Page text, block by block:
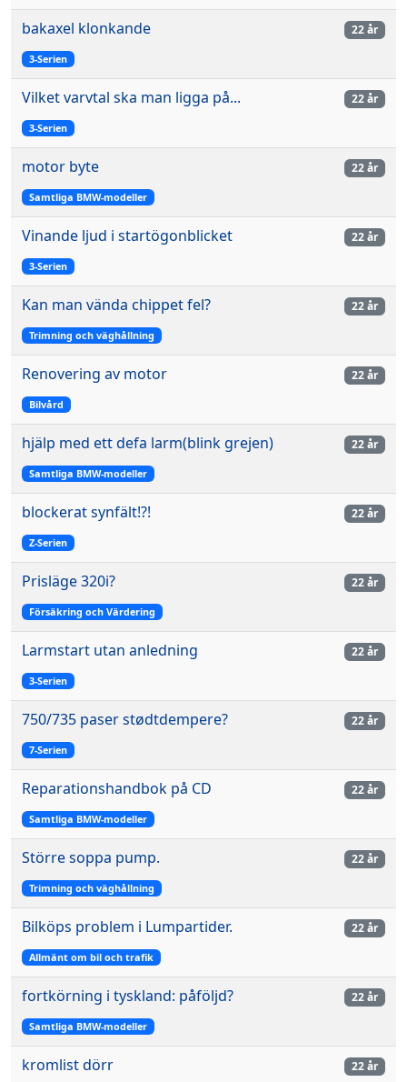
bakaxel klonkande
3-Serien
22 år
Vilket varvtal ska man ligga på...
3-Serien
22 år
motor byte
Samtliga BMW-modeller
22 år
Vinande ljud i startögonblicket
3-Serien
22 år
Kan man vända chippet fel?
Trimning och väghållning
22 år
Renovering av motor
Bilvård
22 år
hjälp med ett defa larm(blink grejen)
Samtliga BMW-modeller
22 år
blockerat synfält!?!
Z-Serien
22 år
Prisläge 320i?
Försäkring och Värdering
22 år
Larmstart utan anledning
3-Serien
22 år
750/735 paser stødtdempere?
7-Serien
22 år
Reparationshandbok på CD
Samtliga BMW-modeller
22 år
Större soppa pump.
Trimning och väghållning
22 år
Bilköps problem i Lumpartider.
Allmänt om bil och trafik
22 år
fortkörning i tyskland: påföljd?
Samtliga BMW-modeller
22 år
kromlist dörr 22 år